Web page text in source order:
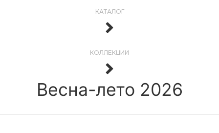
КАТАЛОГ
КОЛЛЕКЦИИ
Весна-лето 2026